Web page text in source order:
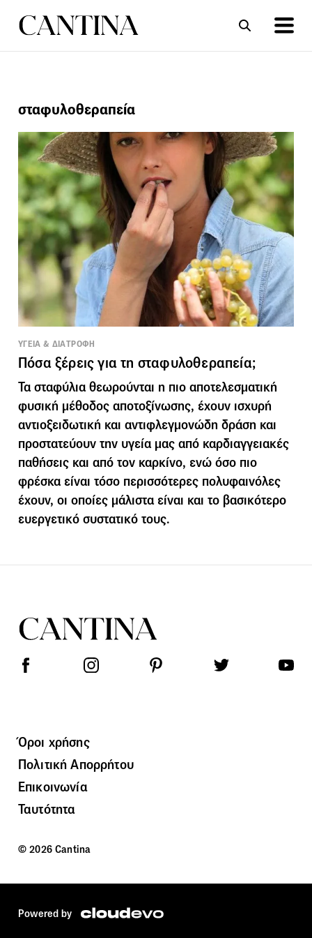
ΣΥΝΤΑΓΕΣ
σταφυλοθεραπεία
ΥΓΕΙΑ & ΔΙΑΤΡΟΦΗ
Πόσα ξέρεις για τη σταφυλοθεραπεία;
Τα σταφύλια θεωρούνται η πιο αποτελεσματική
φυσική μέθοδος αποτοξίνωσης, έχουν ισχυρή
αντιοξειδωτική και αντιφλεγμονώδη δράση και
προστατεύουν την υγεία μας από καρδιαγγειακές
παθήσεις και από τον καρκίνο, ενώ όσο πιο
φρέσκα είναι τόσο περισσότερες πολυφαινόλες
έχουν, οι οποίες μάλιστα είναι και το βασικότερο
ευεργετικό συστατικό τους.
Όροι χρήσης
Πολιτική Απορρήτου
Επικοινωνία
Ταυτότητα
© 2026 Cantina
Powered by